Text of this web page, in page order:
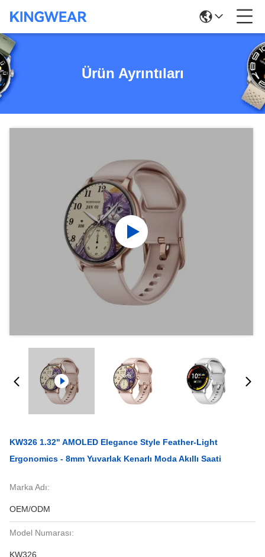
Ürün Ayrıntıları
KW326 1.32" AMOLED Elegance Style Feather-Light
Ergonomics - 8mm Yuvarlak Kenarlı Moda Akıllı Saati
Marka Adı:
OEM/ODM
Model Numarası:
KW326